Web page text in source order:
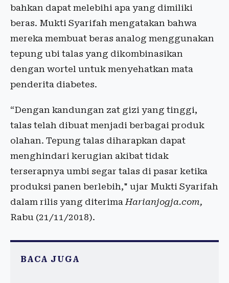
bahkan dapat melebihi apa yang dimiliki
beras. Mukti Syarifah mengatakan bahwa
mereka membuat beras analog menggunakan
tepung ubi talas yang dikombinasikan
dengan wortel untuk menyehatkan mata
penderita diabetes.
“Dengan kandungan zat gizi yang tinggi,
talas telah dibuat menjadi berbagai produk
olahan. Tepung talas diharapkan dapat
menghindari kerugian akibat tidak
terserapnya umbi segar talas di pasar ketika
produksi panen berlebih," ujar Mukti Syarifah
dalam rilis yang diterimaHarianjogja.com,
Rabu (21/11/2018).
BACA JUGA